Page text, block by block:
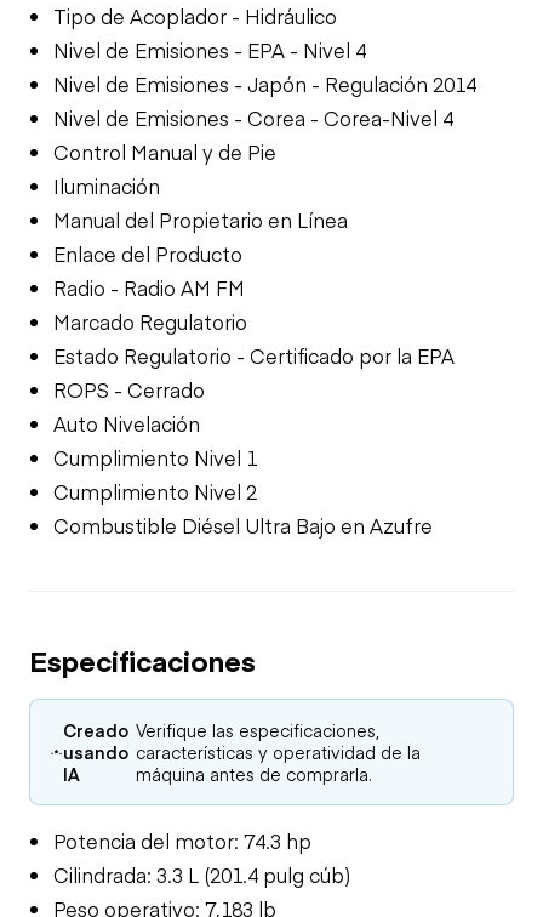
Tipo de Acoplador - Hidráulico
Nivel de Emisiones - EPA - Nivel 4
Nivel de Emisiones - Japón - Regulación 2014
Nivel de Emisiones - Corea - Corea-Nivel 4
Control Manual y de Pie
Iluminación
Manual del Propietario en Línea
Enlace del Producto
Radio - Radio AM FM
Marcado Regulatorio
Estado Regulatorio - Certificado por la EPA
ROPS - Cerrado
Auto Nivelación
Cumplimiento Nivel 1
Cumplimiento Nivel 2
Combustible Diésel Ultra Bajo en Azufre
Especificaciones
Creado
usando
IA
Verifique las especificaciones,
características y operatividad de la
máquina antes de comprarla.
Potencia del motor: 74.3 hp
Cilindrada: 3.3 L (201.4 pulg cúb)
Peso operativo: 7,183 lb